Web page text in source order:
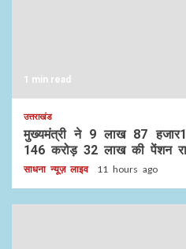
1 min read
उत्तराखंड
मुख्यमंत्री ने 9 लाख 87
146 करोड़ 32 लाख की पेंशन
साधना न्यूज़ लाइव 11 hours ago